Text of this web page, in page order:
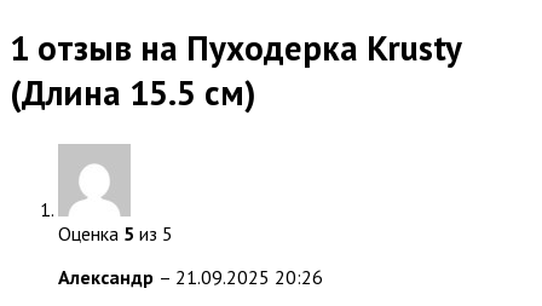
1 отзыв на Пуходерка Krusty
(Длина 15.5 см)
Оценка 5 из 5
Александр – 21.09.2025 20:26